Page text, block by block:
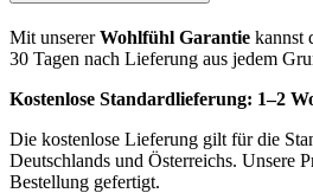
Mit unsererWohlfühl Garantie kannst
30 Tagen nach Lieferung aus jedem
Kostenlose Standardlieferung: 1–2
Die kostenlose Lieferung gilt für die
Deutschlands und Österreichs. Unsere
Bestellung gefertigt.